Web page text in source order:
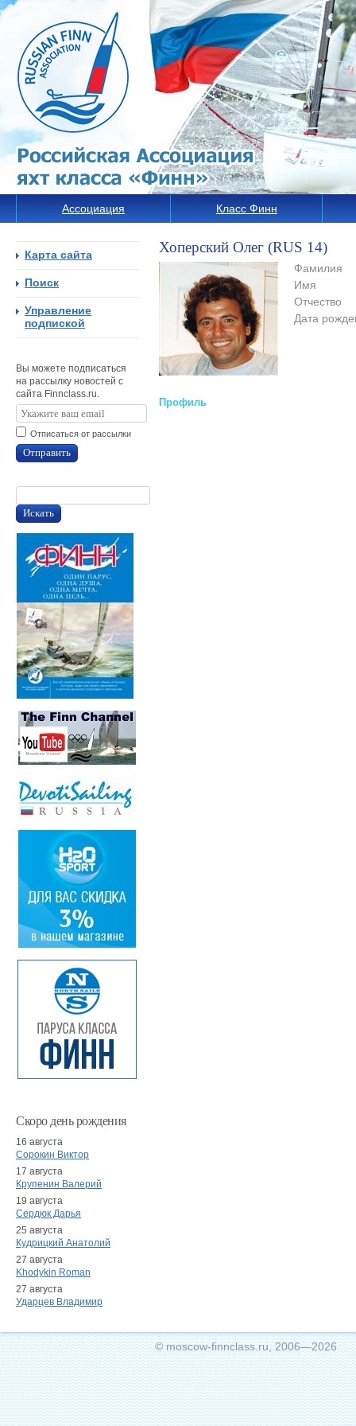
Ассоциация Класс Финн
Хоперский Олег (RUS 14)
Профиль
Фамилия
Имя
Отчество
Дата
Карта сайта
Поиск
Управление
подпиской
Вы можете подписаться
на рассылку новостей с
сайта Finnclass.ru.
Отписаться от рассылки
Отправить
Искать
Скоро день рождения
16 августа
Сорокин Виктор
17 августа
Крупенин Валерий
19 августа
Сердюк Дарья
25 августа
Кудрицкий Анатолий
27 августа
Khodykin Roman
27 августа
Ударцев Владимир
© moscow-finnclass.ru, 2006—2026